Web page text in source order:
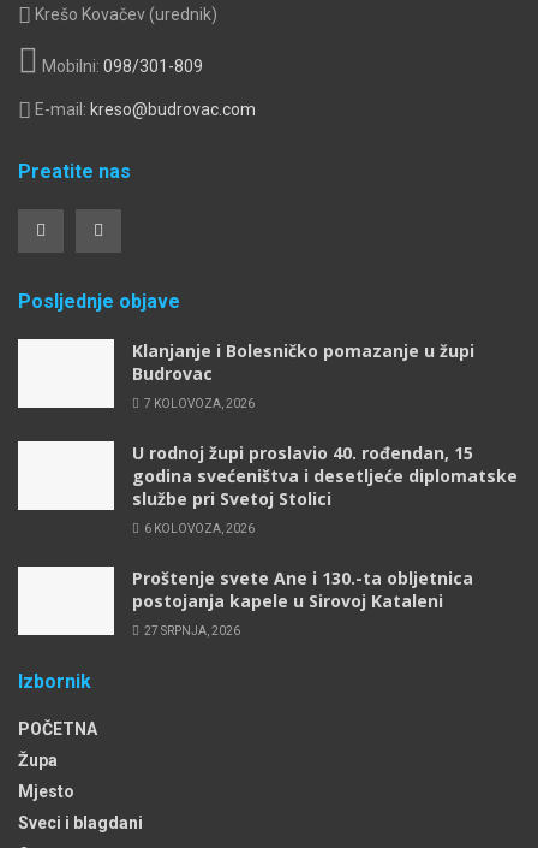
Krešo Kovačev (urednik)
Mobilni: 098/301-809
E-mail: kreso@budrovac.com
Preatite nas
Posljednje objave
Klanjanje i Bolesničko pomazanje u župi
Budrovac
7 KOLOVOZA, 2026
U rodnoj župi proslavio 40. rođendan, 15
godina svećeništva i desetljeće diplomatske
službe pri Svetoj Stolici
6 KOLOVOZA, 2026
Proštenje svete Ane i 130.-ta obljetnica
postojanja kapele u Sirovoj Kataleni
27 SRPNJA, 2026
Izbornik
POČETNA
Župa
Mjesto
Sveci i blagdani